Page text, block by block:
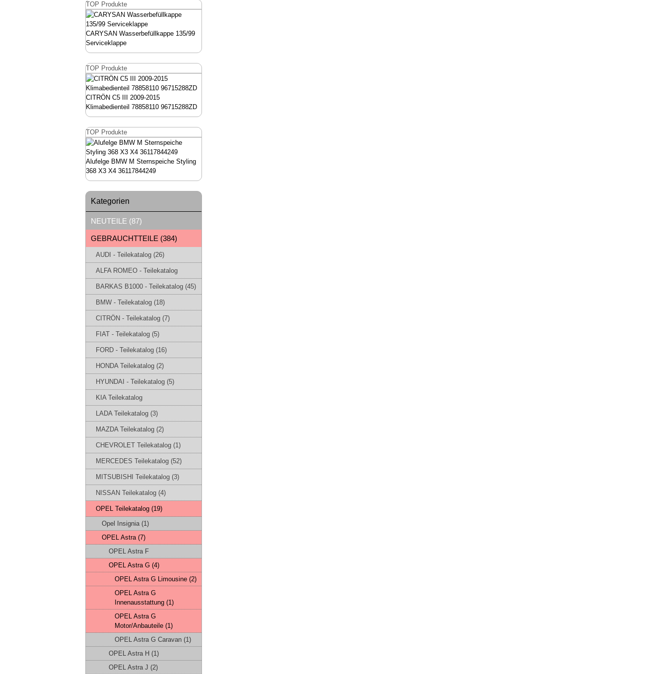
TOP Produkte
CARYSAN Wasserbefüllkappe 135/99
Serviceklappe
TOP Produkte
CITRÖN C5 III 2009-2015
Klimabedienteil 78858110 96715288ZD
TOP Produkte
Alufelge BMW M Sternspeiche Styling
368 X3 X4 36117844249
Kategorien
NEUTEILE (87)
GEBRAUCHTTEILE (384)
AUDI - Teilekatalog (26)
ALFA ROMEO - Teilekatalog
BARKAS B1000 - Teilekatalog (45)
BMW - Teilekatalog (18)
CITRÖN - Teilekatalog (7)
FIAT - Teilekatalog (5)
FORD - Teilekatalog (16)
HONDA Teilekatalog (2)
HYUNDAI - Teilekatalog (5)
KIA Teilekatalog
LADA Teilekatalog (3)
MAZDA Teilekatalog (2)
CHEVROLET Teilekatalog (1)
MERCEDES Teilekatalog (52)
MITSUBISHI Teilekatalog (3)
NISSAN Teilekatalog (4)
OPEL Teilekatalog (19)
Opel Insignia (1)
OPEL Astra (7)
OPEL Astra F
OPEL Astra G (4)
OPEL Astra G Limousine (2)
OPEL Astra G
Innenausstattung (1)
OPEL Astra G
Motor/Anbauteile (1)
OPEL Astra G Caravan (1)
OPEL Astra H (1)
OPEL Astra J (2)